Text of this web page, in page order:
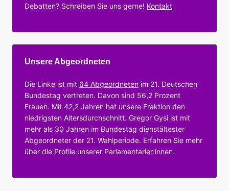
Debatten? Schreiben Sie uns gerne! Kontakt
Unsere Abgeordneten
Die Linke ist mit 64 Abgeordneten im 21. Deutschen
Bundestag vertreten. Davon sind 56,2 Prozent
Frauen. Mit 42,2 Jahren hat unsere Fraktion den
niedrigsten Altersdurchschnitt. Gregor Gysi ist mit
mehr als 30 Jahren im Bundestag dienstältester
Abgeordneter der 21. Wahlperiode. Erfahren Sie mehr
über die Profile unserer Parlamentarier:innen.